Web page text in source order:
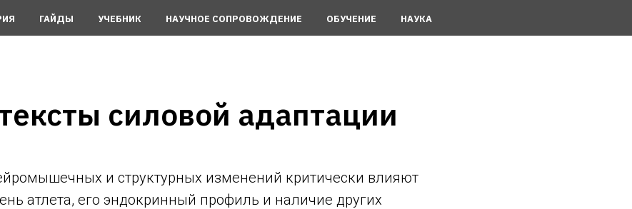
ГАЙДЫ УЧЕБНИК НАУЧНОЕ СОПРОВОЖДЕНИЕ ОБУЧЕНИЕ НАУКА
силовой адаптации
и структурных изменений критически влияют
атлета, его эндокринный профиль и наличие других